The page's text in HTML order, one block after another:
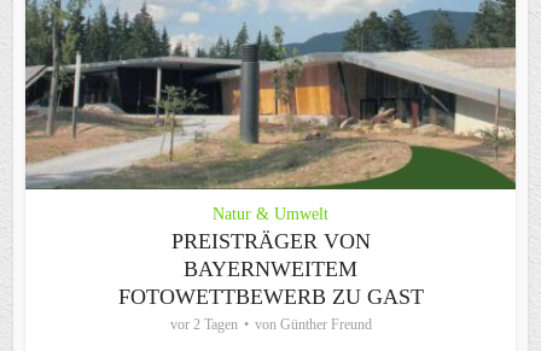
Natur & Umwelt
PREISTRÄGER VON
BAYERNWEITEM
FOTOWETTBEWERB ZU GAST
vor 2 Tagen von Günther Freund